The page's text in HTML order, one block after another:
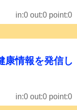
in:0 out:0 point:0
康情報を発信し
in:0 out:0 point:0